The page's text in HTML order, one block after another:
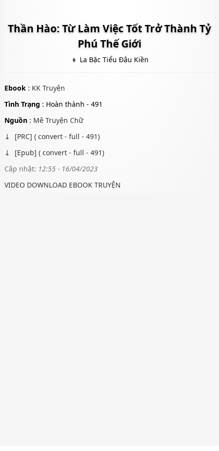
Thần Hào: Từ Làm Việc Tốt Trở Thành Tỷ
Phú Thế Giới
👦 La Bặc Tiểu Đậu Kiền
Ebook : KK Truyện
Tình Trạng : Hoàn thành - 491
Nguồn: Mê Truyện Chữ
[PRC] ( convert - full - 491)
[Epub] ( convert - full - 491)
Cập nhật: 12:55 - 16/04/2023
VIDEO DOWNLOAD EBOOK TRUYỆN